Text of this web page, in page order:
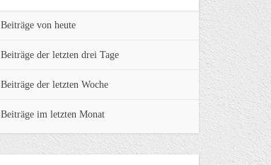
Beiträge von heute
Beiträge der letzten drei Tage
Beiträge der letzten Woche
Beiträge im letzten Monat